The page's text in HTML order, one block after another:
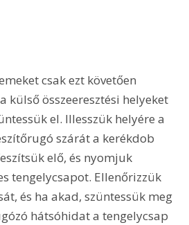
csak ezt követően
külső összeeresztési helyeket
el. Illesszük helyére a
szárát a kerékdob
elő, és nyomjuk
tengelycsapot. Ellenőrizzük
és ha akad, szüntessük meg
hátsóhidat a tengelycsap